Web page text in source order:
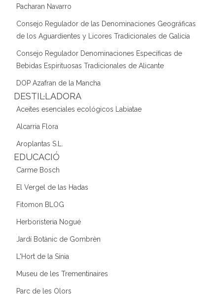
Pacharan Navarro
Consejo Regulador de las Denominaciones Geográficas
de los Aguardientes y Licores Tradicionales de Galicia
Consejo Regulador Denominaciones Específicas de
Bebidas Espirituosas Tradicionales de Alicante
DOP Azafran de la Mancha
DESTIL·LADORA
Aceites esenciales ecológicos Labiatae
Alcarria Flora
Aroplantas S.L.
EDUCACIÓ
Carme Bosch
El Vergel de las Hadas
Fitomon BLOG
Herboristeria Nogué
Jardí Botànic de Gombrèn
L'Hort de la Sínia
Museu de les Trementinaires
Parc de les Olors